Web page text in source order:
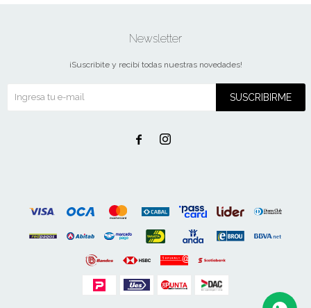
Newsletter
¡Suscribite y recibí todas nuestras novedades!
SUSCRIBIRME
 